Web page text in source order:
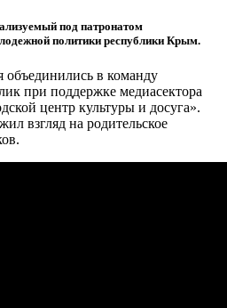
под патронатом
политики республики Крым.
в команду
при поддержке медиасектора
центр культуры и досуга».
взгляд на родительское